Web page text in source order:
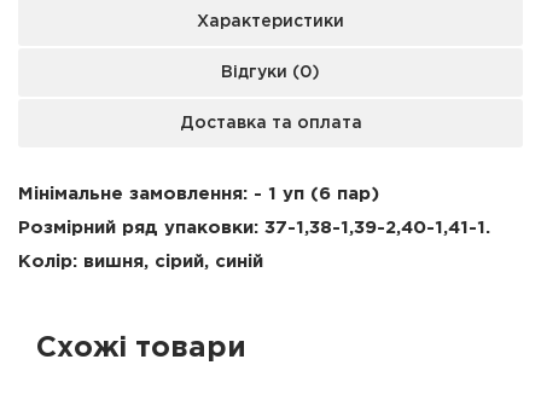
Характеристики
Відгуки (0)
Доставка та оплата
Мінімальне замовлення: - 1 уп (6 пар)
Розмірний ряд упаковки: 37-1,38-1,39-2,40-1,41-1.
Колір: вишня, сірий, синій
Схожі товари